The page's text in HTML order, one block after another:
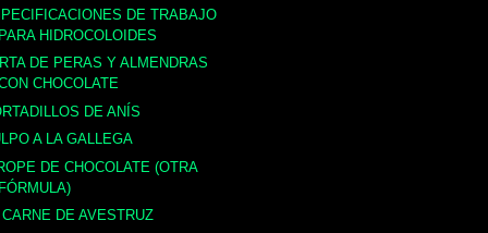
DE TRABAJO
HIDROCOLOIDES
DE PERAS Y ALMENDRAS
CHOCOLATE
DE ANÍS
A LA GALLEGA
DE CHOCOLATE (OTRA
CARNE DE AVESTRUZ